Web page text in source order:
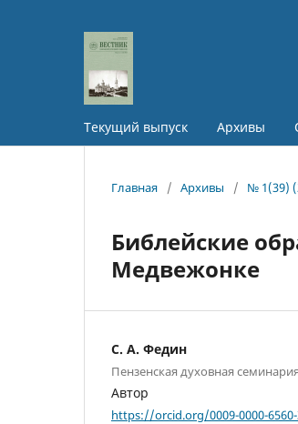
Текущий выпуск Архивы
Главная / Архивы / № 1(39)
Библейские
Медвежонке
С. А. Федин
Пензенская духовная семинария
Автор
https://orcid.org/0009-0000-6560-